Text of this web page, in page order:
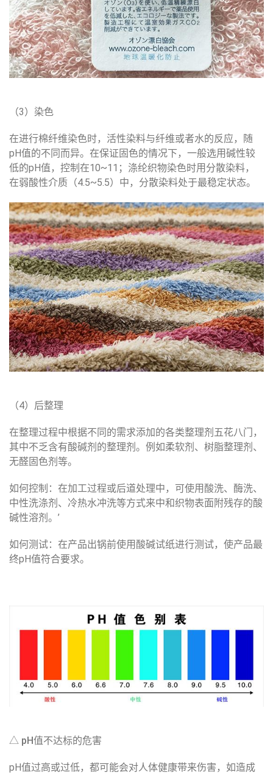
（3）染色
在进行棉纤维染色时，活性染料与纤维或者水的反应，随
pH值的不同而异。在保证固色的情况下，一般选用碱性较
低的pH值，控制在10~11；涤纶织物染色时用分散染料，
在弱酸性介质（4.5~5.5）中，分散染料处于最稳定状态。
（4）后整理
在整理过程中根据不同的需求添加的各类整理剂五花八门，
其中不乏含有酸碱剂的整理剂。例如柔软剂、树脂整理剂、
无醛固色剂等。
如何控制： 在加工过程或后道处理中，可使用酸洗、酶洗、
中性洗涤剂、冷热水冲洗等方式来中和织物表面附残存的酸
碱性溶剂。’
如何测试： 在产品出锅前使用酸碱试纸进行测试，使产品最
终pH值符合要求。
△ pH值不达标的危害
pH值过高或过低，都可能会对人体健康带来伤害，如造成